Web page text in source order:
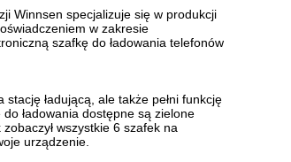
Winnsen specjalizuje się w produkcji
w zakresie
szafkę do ładowania telefonów
stację ładującą, ale także pełni funkcję
ładowania dostępne są zielone
wszystkie 6 szafek na
urządzenie.